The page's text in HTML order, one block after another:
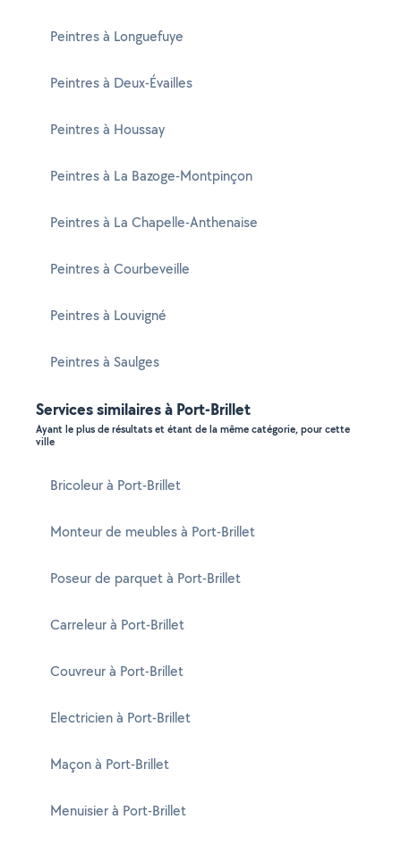
Peintres à Longuefuye
Peintres à Deux-Évailles
Peintres à Houssay
Peintres à La Bazoge-Montpinçon
Peintres à La Chapelle-Anthenaise
Peintres à Courbeveille
Peintres à Louvigné
Peintres à Saulges
Services similaires à Port-Brillet
Ayant le plus de résultats et étant de la même catégorie, pour cette
ville
Bricoleur à Port-Brillet
Monteur de meubles à Port-Brillet
Poseur de parquet à Port-Brillet
Carreleur à Port-Brillet
Couvreur à Port-Brillet
Electricien à Port-Brillet
Maçon à Port-Brillet
Menuisier à Port-Brillet